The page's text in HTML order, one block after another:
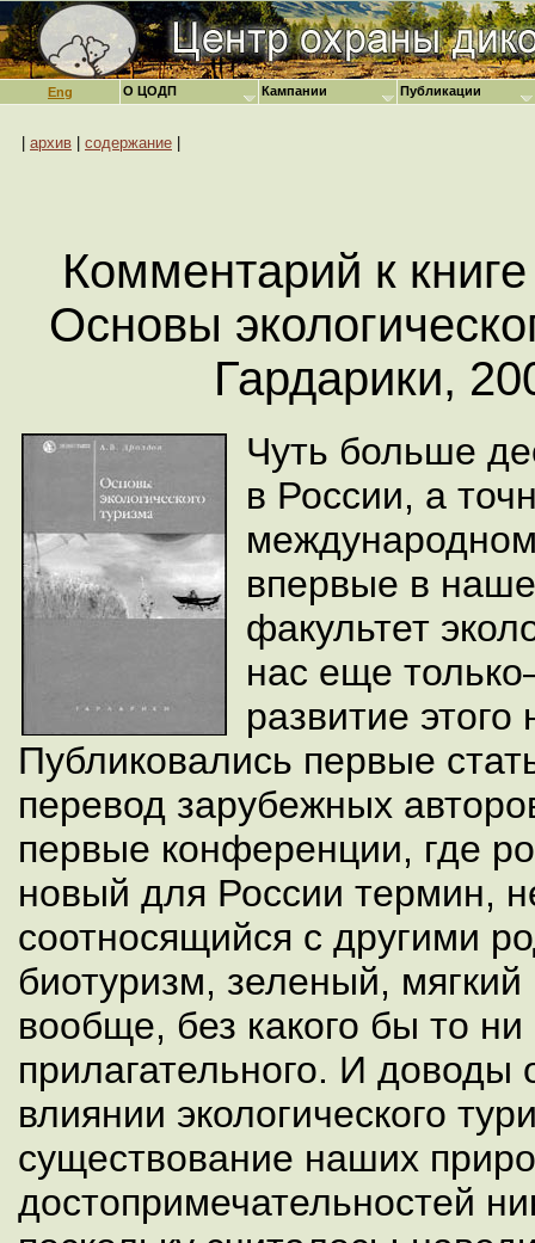
Eng
архив содержание
Комментарий к
Основы
Гардарики,
Чуть больше
в России, а
впервые в
факультет
нас еще
развитие
Публиковались первые
перевод зарубежных
первые конференции, где
новый для России термин,
соотносящийся с другими
биотуризм, зеленый,
вообще, без какого бы то
прилагательного. И доводы
влиянии экологического
существование наших
достопримечательностей
О ЦОДП Кампании Публикации